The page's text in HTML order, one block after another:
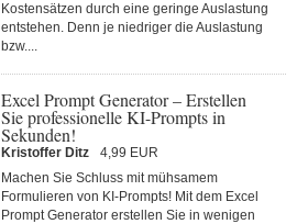
Kostensätzen durch eine geringe Auslastung
entstehen. Denn je niedriger die Auslastung
bzw....
Excel Prompt Generator – Erstellen
Sie professionelle KI-Prompts in
Sekunden!
Kristoffer Ditz
4,99 EUR
Machen Sie Schluss mit mühsamem
Formulieren von KI-Prompts! Mit dem Excel
Prompt Generator erstellen Sie in wenigen